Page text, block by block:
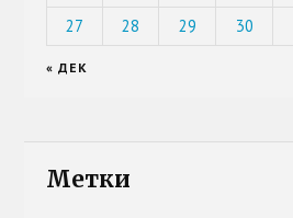
27
28 29 30
« ДЕК
Метки